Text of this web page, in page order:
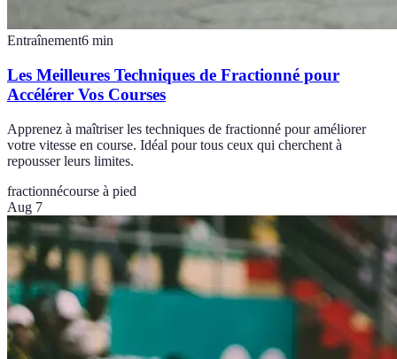
Entraînement6 min
Les Meilleures Techniques de Fractionné pour
Accélérer Vos Courses
Apprenez à maîtriser les techniques de fractionné pour améliorer
votre vitesse en course. Idéal pour tous ceux qui cherchent à
repousser leurs limites.
fractionnécourse à pied
Aug 7